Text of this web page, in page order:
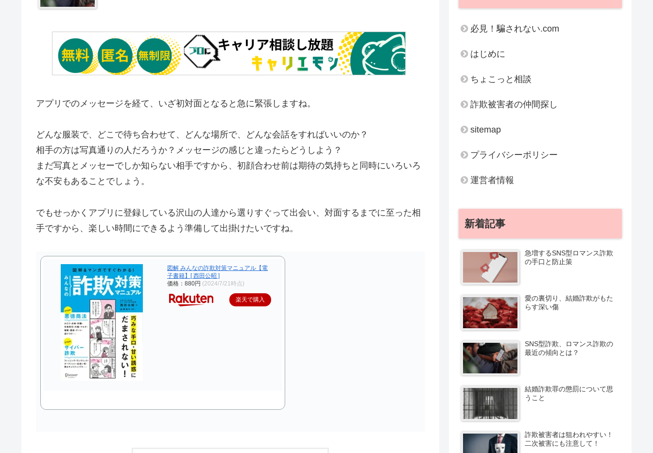
アプリでのメッセージを経て、いざ初対面となると急に緊張しますね。
どんな服装で、どこで待ち合わせて、どんな場所で、どんな会話をすればいいのか？
相手の方は写真通りの人だろうか？メッセージの感じと違ったらどうしよう？
まだ写真とメッセーでしか知らない相手ですから、初顔合わせ前は期待の気持ちと同時にいろいろ
な不安もあることでしょう。
でもせっかくアプリに登録している沢山の人達から選りすぐって出会い、対面するまでに至った相
手ですから、楽しい時間にできるよう準備して出掛けたいですね。
図解 みんなの詐欺対策マニュアル【電
子書籍】[ 西田公昭 ]
価格：880円 (2024/7/21時点)
楽天で購入
必見！騙されない.com
はじめに
ちょこっと相談
詐欺被害者の仲間探し
sitemap
プライバシーポリシー
運営者情報
新着記事
急増するSNS型ロマンス詐欺
の手口と防止策
愛の裏切り、結婚詐欺がもた
らす深い傷
SNS型詐欺、ロマンス詐欺の
最近の傾向とは？
結婚詐欺罪の懲罰について思
うこと
詐欺被害者は狙われやすい！
二次被害にも注意して！